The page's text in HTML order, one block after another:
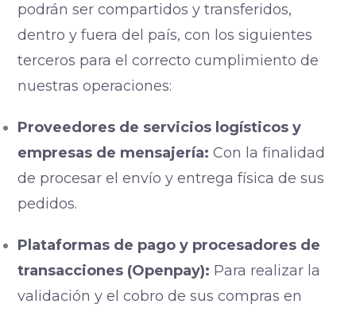
podrán ser compartidos y transferidos,
dentro y fuera del país, con los siguientes
terceros para el correcto cumplimiento de
nuestras operaciones:
Proveedores de servicios logísticos y
empresas de mensajería: Con la finalidad
de procesar el envío y entrega física de sus
pedidos.
Plataformas de pago y procesadores de
transacciones (Openpay): Para realizar la
validación y el cobro de sus compras en